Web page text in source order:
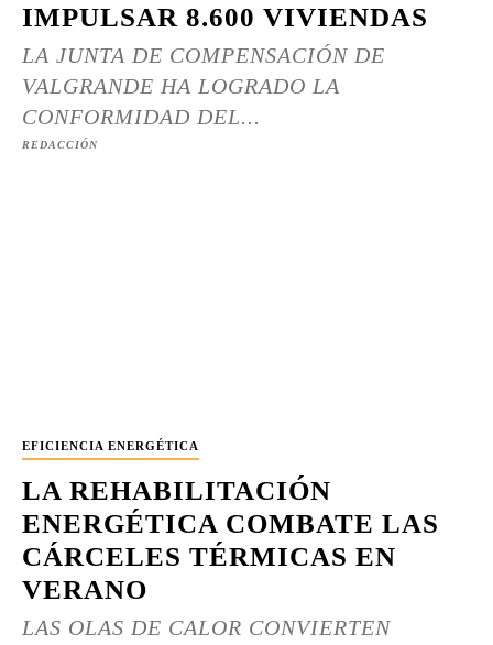
IMPULSAR 8.600 VIVIENDAS
LA JUNTA DE COMPENSACIÓN DE
VALGRANDE HA LOGRADO LA
CONFORMIDAD DEL...
REDACCIÓN
EFICIENCIA ENERGÉTICA
LA REHABILITACIÓN
ENERGÉTICA COMBATE LAS
CÁRCELES TÉRMICAS EN
VERANO
LAS OLAS DE CALOR CONVIERTEN